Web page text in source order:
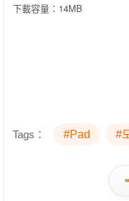
下載容量：14MB
Tags： #Pad #